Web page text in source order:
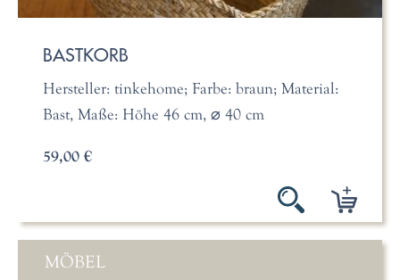
BASTKORB
Hersteller: tinkehome; Farbe: braun; Material:
Bast, Maße: Höhe 46 cm, ⌀ 40 cm
59,00 €
MÖBEL